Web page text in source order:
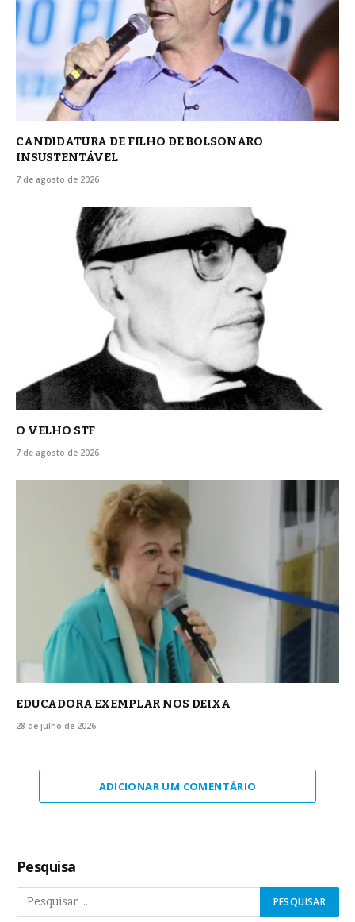
CANDIDATURA DE FILHO DE BOLSONARO
INSUSTENTÁVEL
7 de agosto de 2026
O VELHO STF
7 de agosto de 2026
EDUCADORA EXEMPLAR NOS DEIXA
28 de julho de 2026
ADICIONAR UM COMENTÁRIO
Pesquisa